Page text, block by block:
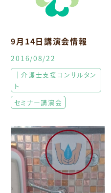
9月14日講演会情報
2016/08/22
├介護士支援コンサルタン
ト
セミナー講演会